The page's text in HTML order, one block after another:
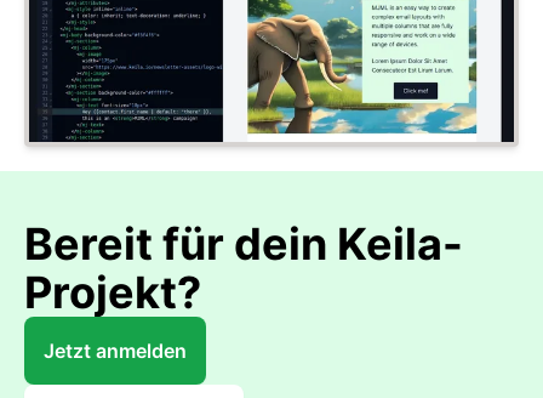
Bereit für dein Keila-
Projekt?
Jetzt anmelden